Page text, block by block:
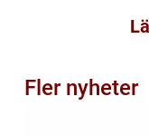
Fler nyheter